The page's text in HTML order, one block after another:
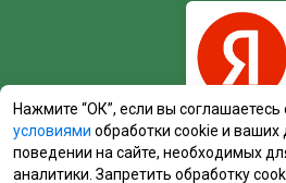
Нажмите “ОК”, если вы соглашаетесь
условиями обработки cookie и ваших
поведении на сайте, необходимых
аналитики. Запретить обработку